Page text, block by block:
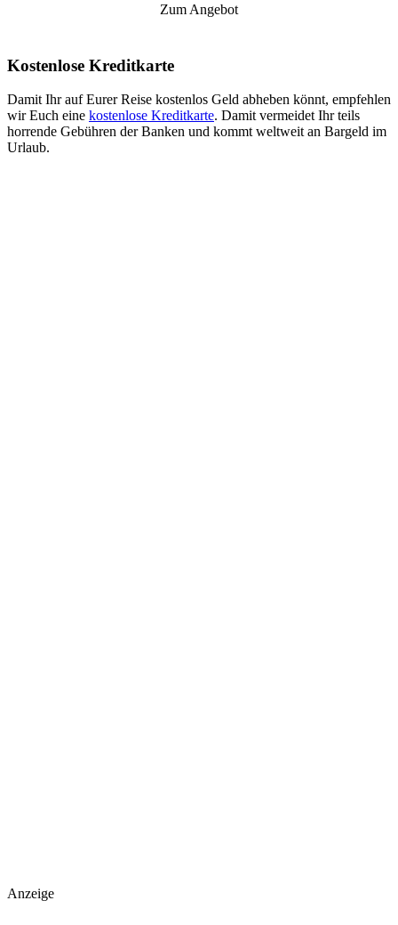
Zum Angebot
Kostenlose Kreditkarte
Damit Ihr auf Eurer Reise kostenlos Geld abheben könnt, empfehlen
wir Euch eine kostenlose Kreditkarte. Damit vermeidet Ihr teils
horrende Gebühren der Banken und kommt weltweit an Bargeld im
Urlaub.
Anzeige